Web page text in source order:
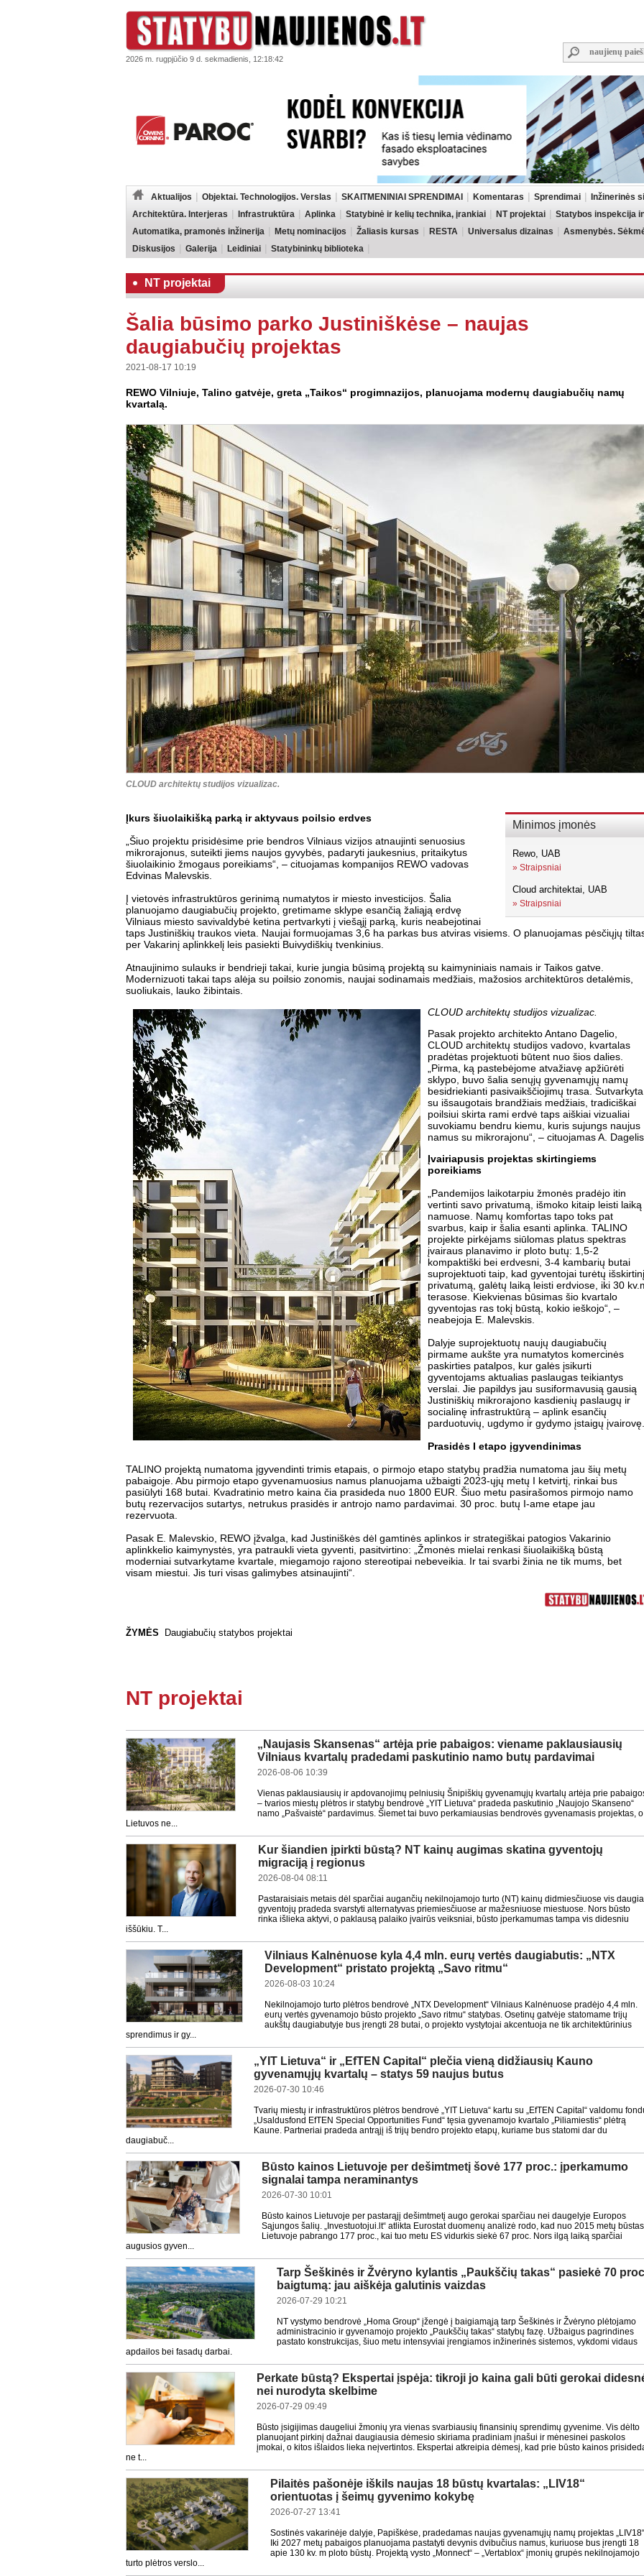
2026 m. rugpjūčio 9 d. sekmadienis, 12:18:42
Aktualijos Objektai. Technologijos. Verslas SKAITMENINIAI SPRENDIMAI Komentaras Sprendimai
Inžinerinės
Architektūra. Interjeras
Infrastruktūra Aplinka Statybinė ir kelių technika, įrankiai NT projektai
Statybos inspekcija
Automatika, pramonės inžinerija
Metų nominacijos Žaliasis kursas RESTA Universalus dizainas
Asmenybės.
Diskusijos
Galerija Leidiniai Statybininkų biblioteka
NT projektai
Šalia būsimo parko Justiniškėse – naujas
daugiabučių projektas
2021-08-17 10:19
REWO Vilniuje, Talino gatvėje, greta „Taikos“ progimnazijos, planuojama modernų daugiabučių namų
kvartalą.
CLOUD architektų studijos vizualizac.
Minimos įmonės
Rewo, UAB
» Straipsniai
Cloud architektai, UAB
» Straipsniai
Įkurs šiuolaikišką parką ir aktyvaus poilsio erdves
„Šiuo projektu prisidėsime prie bendros Vilniaus vizijos atnaujinti senuosius
mikrorajonus, suteikti jiems naujos gyvybės, padaryti jaukesnius, pritaikytus
šiuolaikinio žmogaus poreikiams“, – cituojamas kompanijos REWO vadovas
Edvinas Malevskis.
Į vietovės infrastruktūros gerinimą numatytos ir miesto investicijos. Šalia
planuojamo daugiabučių projekto, gretimame sklype esančią žaliąją erdvę
Vilniaus miesto savivaldybė ketina pertvarkyti į viešąjį parką, kuris neabejotinai
taps Justiniškių traukos vieta. Naujai formuojamas 3,6 ha parkas bus atviras visiems. O planuojamas pėsčiųjų
per Vakarinį aplinkkelį leis pasiekti Buivydiškių tvenkinius.
Atnaujinimo sulauks ir bendrieji takai, kurie jungia būsimą projektą su kaimyniniais namais ir Taikos gatve.
Modernizuoti takai taps alėja su poilsio zonomis, naujai sodinamais medžiais, mažosios architektūros detalėmis,
suoliukais, lauko žibintais.
CLOUD architektų studijos vizualizac.
Pasak projekto architekto Antano Dagelio,
CLOUD architektų studijos vadovo, kvartalas
pradėtas projektuoti būtent nuo šios dalies.
„Pirma, ką pastebėjome atvažiavę apžiūrėti
sklypo, buvo šalia senųjų gyvenamųjų namų
besidriekianti pasivaikščiojimų trasa.
su išsaugotais brandžiais medžiais, tradiciškai
poilsiui skirta rami erdvė taps aiškiai vizualiai
suvokiamu bendru kiemu, kuris sujungs naujus
namus su mikrorajonu“, – cituojamas A.
Įvairiapusis projektas skirtingiems
poreikiams
„Pandemijos laikotarpiu žmonės pradėjo itin
vertinti savo privatumą, išmoko kitaip leisti laiką
namuose. Namų komfortas tapo toks pat
svarbus, kaip ir šalia esanti aplinka. TALINO
projekte pirkėjams siūlomas platus spektras
įvairaus planavimo ir ploto butų: 1,5-2
kompaktiški bei erdvesni, 3-4 kambarių butai
suprojektuoti taip, kad gyventojai turėtų išskirtinį
privatumą, galėtų laiką leisti erdviose, iki 30
terasose. Kiekvienas būsimas šio kvartalo
gyventojas ras tokį būstą, kokio ieškojo“, –
neabejoja E. Malevskis.
Dalyje suprojektuotų naujų daugiabučių
pirmame aukšte yra numatytos komercinės
paskirties patalpos, kur galės įsikurti
gyventojams aktualias paslaugas teikiantys
verslai. Jie papildys jau susiformavusią gausią
Justiniškių mikrorajono kasdienių paslaugų ir
socialinę infrastruktūrą – aplink esančių
parduotuvių, ugdymo ir gydymo įstaigų įvairovę.
Prasidės I etapo įgyvendinimas
TALINO projektą numatoma įgyvendinti trimis etapais, o pirmojo etapo statybų pradžia numatoma jau šių metų
pabaigoje. Abu pirmojo etapo gyvenamuosius namus planuojama užbaigti 2023-ųjų metų I ketvirtį, rinkai bus
pasiūlyti 168 butai. Kvadratinio metro kaina čia prasideda nuo 1800 EUR. Šiuo metu pasirašomos pirmojo namo
butų rezervacijos sutartys, netrukus prasidės ir antrojo namo pardavimai. 30 proc. butų I-ame etape jau
rezervuota.
Pasak E. Malevskio, REWO įžvalga, kad Justiniškės dėl gamtinės aplinkos ir strategiškai patogios Vakarinio
aplinkkelio kaimynystės, yra patraukli vieta gyventi, pasitvirtino: „Žmonės mielai renkasi šiuolaikišką būstą
moderniai sutvarkytame kvartale, miegamojo rajono stereotipai nebeveikia. Ir tai svarbi žinia ne tik mums, bet
visam miestui. Jis turi visas galimybes atsinaujinti“.
ŽYMĖS Daugiabučių statybos projektai
NT projektai
„Naujasis Skansenas“ artėja prie pabaigos: viename paklausiausių
Vilniaus kvartalų pradedami paskutinio namo butų pardavimai
2026-08-06 10:39
Vienas paklausiausių ir apdovanojimų pelniusių Šnipiškių gyvenamųjų kvartalų artėja prie
– tvarios miestų plėtros ir statybų bendrovė „YIT Lietuva“ pradeda paskutinio „Naujojo Skanseno“
namo „Pašvaistė“ pardavimus. Šiemet tai buvo perkamiausias bendrovės gyvenamasis projektas, o
Lietuvos ne...
Kur šiandien įpirkti būstą? NT kainų augimas skatina gyventojų
migraciją į regionus
2026-08-04 08:11
Pastaraisiais metais dėl sparčiai augančių nekilnojamojo turto (NT) kainų didmiesčiuose vis
gyventojų pradeda svarstyti alternatyvas priemiesčiuose ar mažesniuose miestuose. Nors būsto
rinka išlieka aktyvi, o paklausą palaiko įvairūs veiksniai, būsto įperkamumas tampa vis didesniu
iššūkiu. T...
Vilniaus Kalnėnuose kyla 4,4 mln. eurų vertės daugiabutis: „NTX
Development“ pristato projektą „Savo ritmu“
2026-08-03 10:24
Nekilnojamojo turto plėtros bendrovė „NTX Development“ Vilniaus Kalnėnuose pradėjo 4,4 mln.
eurų vertės gyvenamojo būsto projekto „Savo ritmu“ statybas. Osetinų gatvėje statomame trijų
aukštų daugiabutyje bus įrengti 28 butai, o projekto vystytojai akcentuoja ne tik architektūrinius
sprendimus ir gy...
„YIT Lietuva“ ir „EfTEN Capital“ plečia vieną didžiausių Kauno
gyvenamųjų kvartalų – statys 59 naujus butus
2026-07-30 10:46
Tvarių miestų ir infrastruktūros plėtros bendrovė „YIT Lietuva“ kartu su „EfTEN Capital“ valdomu
„Usaldusfond EfTEN Special Opportunities Fund“ tęsia gyvenamojo kvartalo „Piliamiestis“ plėtrą
Kaune. Partneriai pradeda antrąjį iš trijų bendro projekto etapų, kuriame bus statomi dar du
daugiabuč...
Būsto kainos Lietuvoje per dešimtmetį šovė 177 proc.: įperkamumo
signalai tampa neraminantys
2026-07-30 10:01
Būsto kainos Lietuvoje per pastarąjį dešimtmetį augo gerokai sparčiau nei daugelyje Europos
Sąjungos šalių. „Investuotojui.lt“ atlikta Eurostat duomenų analizė rodo, kad nuo 2015 metų būstas
Lietuvoje pabrango 177 proc., kai tuo metu ES vidurkis siekė 67 proc. Nors ilgą laiką sparčiai
augusios gyven...
Tarp Šeškinės ir Žvėryno kylantis „Paukščių takas“ pasiekė 70
baigtumą: jau aiškėja galutinis vaizdas
2026-07-29 10:21
NT vystymo bendrovė „Homa Group“ įžengė į baigiamąją tarp Šeškinės ir Žvėryno plėtojamo
administracinio ir gyvenamojo projekto „Paukščių takas“ statybų fazę. Užbaigus pagrindines
pastato konstrukcijas, šiuo metu intensyviai įrengiamos inžinerinės sistemos, vykdomi vidaus
apdailos bei fasadų darbai.
Perkate būstą? Ekspertai įspėja: tikroji jo kaina gali būti gerokai
nei nurodyta skelbime
2026-07-29 09:49
Būsto įsigijimas daugeliui žmonių yra vienas svarbiausių finansinių sprendimų gyvenime. Vis dėlto
planuojant pirkinį dažnai daugiausia dėmesio skiriama pradiniam įnašui ir mėnesinei paskolos
įmokai, o kitos išlaidos lieka neįvertintos. Ekspertai atkreipia dėmesį, kad prie būsto kainos
ne t...
Pilaitės pašonėje iškils naujas 18 būstų kvartalas: „LIV18“
orientuotas į šeimų gyvenimo kokybę
2026-07-27 13:41
Sostinės vakarinėje dalyje, Papiškėse, pradedamas naujas gyvenamųjų namų projektas
Iki 2027 metų pabaigos planuojama pastatyti devynis dvibučius namus, kuriuose bus įrengti 18
apie 130 kv. m ploto būstų. Projektą vysto „Monnect“ – „Vertablox“ įmonių grupės nekilnojamojo
turto plėtros verslo...